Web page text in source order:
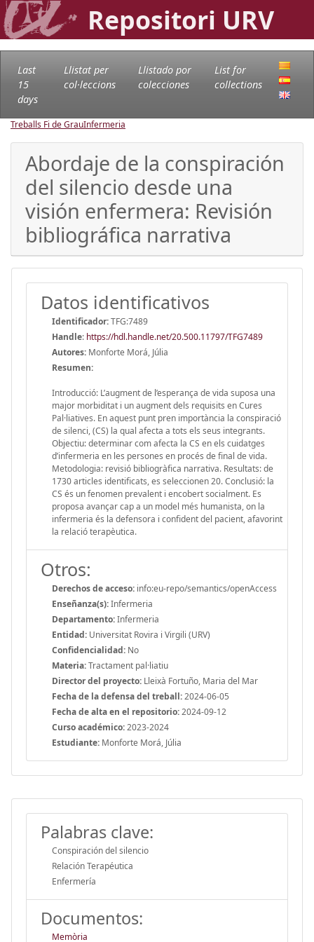
Repositori URV
Last
15
days
Llistat per
col·leccions
Llistado por
colecciones
List for
collections
Treballs Fi de GrauInfermeria
Abordaje de la conspiración
del silencio desde una
visión enfermera: Revisión
bibliográfica narrativa
Datos identificativos
Identificador:TFG:7489
Handle: https://hdl.handle.net/20.500.11797/TFG7489
Autores: Monforte Morá, Júlia
Resumen:
Introducció: L’augment de l’esperança de vida suposa una
major morbiditat i un augment dels requisits en Cures
Pal·liatives. En aquest punt pren importància la conspiració
de silenci, (CS) la qual afecta a tots els seus integrants.
Objectiu: determinar com afecta la CS en els cuidatges
d’infermeria en les persones en procés de final de vida.
Metodologia: revisió bibliogràfica narrativa. Resultats: de
1730 articles identificats, es seleccionen 20. Conclusió: la
CS és un fenomen prevalent i encobert socialment. Es
proposa avançar cap a un model més humanista, on la
infermeria és la defensora i confident del pacient, afavorint
la relació terapèutica.
Otros:
Derechos de acceso: info:eu-repo/semantics/openAccess
Enseñanza(s):Infermeria
Departamento:Infermeria
Entidad: Universitat Rovira i Virgili (URV)
Confidencialidad: No
Materia:Tractament pal·liatiu
Director del proyecto: Lleixà Fortuño, Maria del Mar
Fecha de la defensa del treball:2024-06-05
Fecha de alta en el repositorio:2024-09-12
Curso académico:2023-2024
Estudiante: Monforte Morá, Júlia
Palabras clave:
Conspiración del silencio
Relación Terapéutica
Enfermería
Documentos:
Memòria